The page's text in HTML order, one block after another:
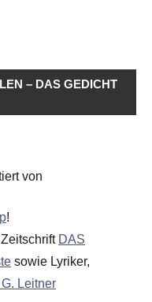
– DAS GEDICHT
von
!
DAS
sowie Lyriker,
Leitner